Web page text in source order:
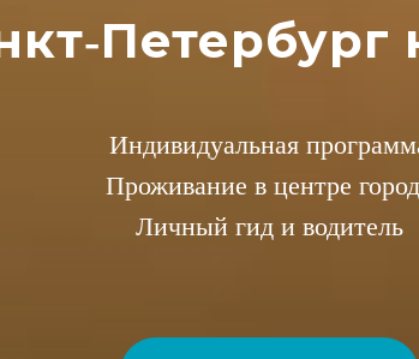
Индивидуальная
Проживание в центре
Личный гид и водитель